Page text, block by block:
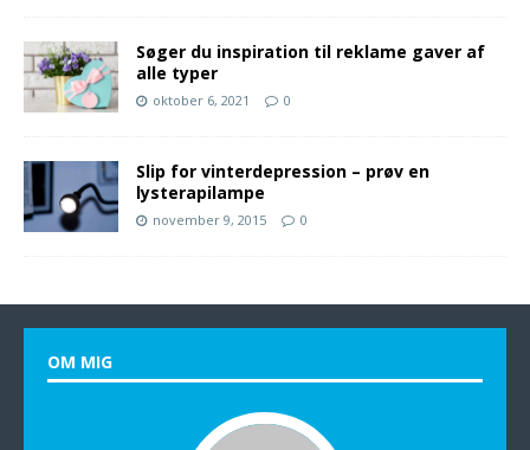
Søger du inspiration til reklame gaver af
alle typer
oktober 6, 2021 0
Slip for vinterdepression – prøv en
lysterapilampe
november 9, 2015 0
OM MIG